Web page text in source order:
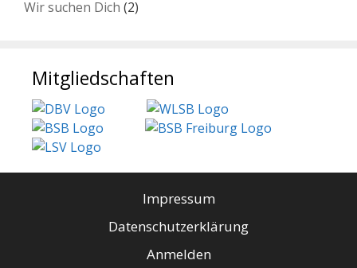
Wir suchen Dich (2)
Mitgliedschaften
Impressum
Datenschutzerklärung
Anmelden